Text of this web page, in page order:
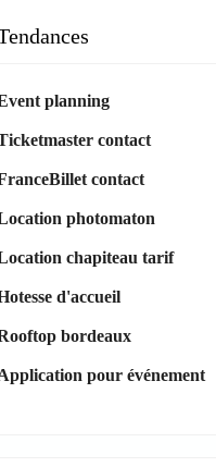
planning
contact
contact
photomaton
chapiteau tarif
d'accueil
bordeaux
pour événement